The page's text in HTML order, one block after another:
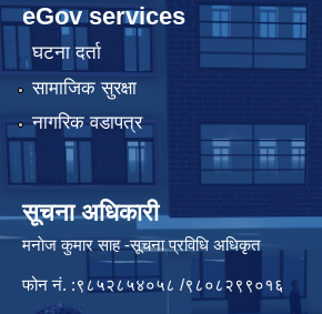
eGov services
घटना दर्ता
सामाजिक सुरक्षा
नागरिक वडापत्र
सूचना अधिकारी
मनाेज कुमार साह -सूचना प्रविधि अधिकृत
फोन नं. :९८५२८५४०५८ /९८०८२९९०१६